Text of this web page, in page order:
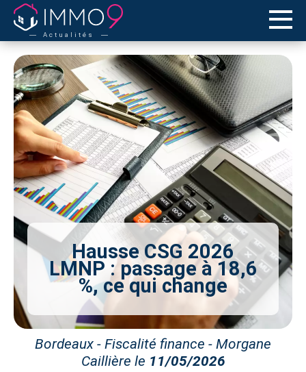
Actualités
Hausse CSG 2026
LMNP : passage à 18,6
%, ce qui change
Bordeaux - Fiscalité finance - Morgane
Caillière le 11/05/2026